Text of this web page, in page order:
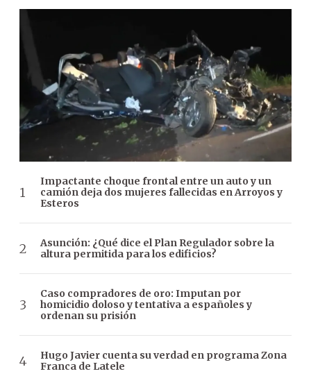
Impactante choque frontal entre un auto y un
camión deja dos mujeres fallecidas en Arroyos y
Esteros
Asunción: ¿Qué dice el Plan Regulador sobre la
altura permitida para los edificios?
Caso compradores de oro: Imputan por
homicidio doloso y tentativa a españoles y
ordenan su prisión
Hugo Javier cuenta su verdad en programa Zona
Franca de Latele